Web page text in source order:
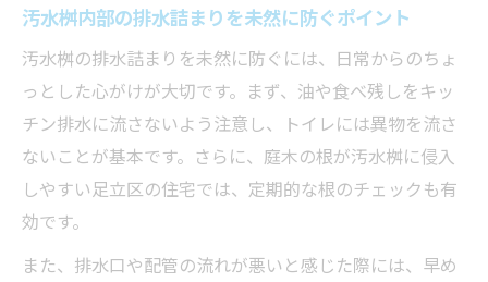
汚水桝内部の排水詰まりを未然に防ぐポイント
汚水桝の排水詰まりを未然に防ぐには、日常からのちょ
っとした心がけが大切です。まず、油や食べ残しをキッ
チン排水に流さないよう注意し、トイレには異物を流さ
ないことが基本です。さらに、庭木の根が汚水桝に侵入
しやすい足立区の住宅では、定期的な根のチェックも有
効です。
また、排水口や配管の流れが悪いと感じた際には、早め